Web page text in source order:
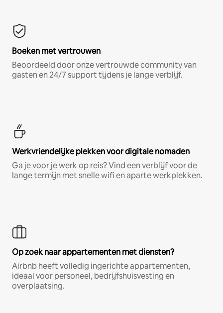
Boeken met vertrouwen
Beoordeeld door onze vertrouwde community van
gasten en 24/7 support tijdens je lange verblijf.
Werkvriendelijke plekken voor digitale nomaden
Ga je voor je werk op reis? Vind een verblijf voor de
lange termijn met snelle wifi en aparte werkplekken.
Op zoek naar appartementen met diensten?
Airbnb heeft volledig ingerichte appartementen,
ideaal voor personeel, bedrijfshuisvesting en
overplaatsing.